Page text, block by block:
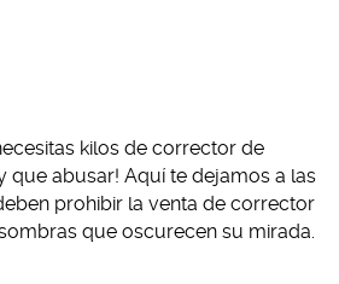
kilos de corrector de
que abusar! Aquí te dejamos a las
prohibir la venta de corrector
que oscurecen su mirada.